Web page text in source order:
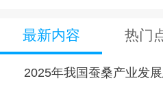
最新内容 热门
2025年我国蚕桑产业发